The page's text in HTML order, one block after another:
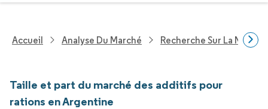
Accueil Analyse Du Marché Recherche Sur La
Taille et part du marché des additifs pour
rations en Argentine